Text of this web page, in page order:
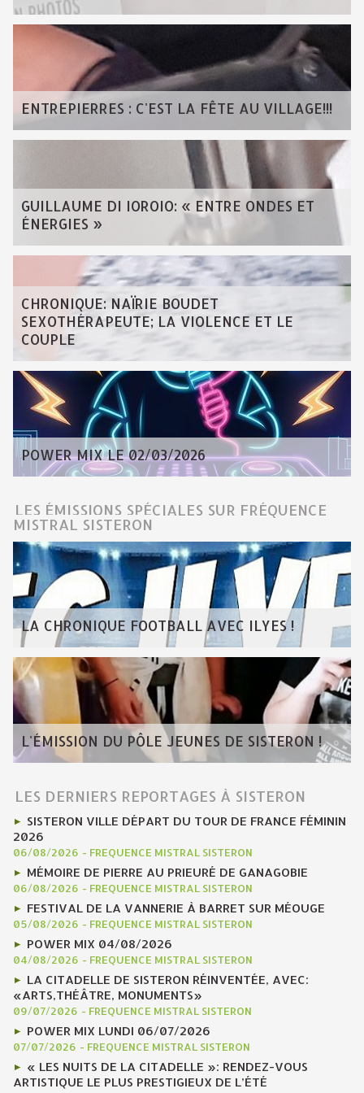
ENTREPIERRES : C'EST LA FÊTE AU VILLAGE!!!
GUILLAUME DI IOROIO: « ENTRE ONDES ET
ÉNERGIES »
CHRONIQUE: NAÏRIE BOUDET
SEXOTHÉRAPEUTE; LA VIOLENCE ET LE
COUPLE
POWER MIX LE 02/03/2026
LES ÉMISSIONS SPÉCIALES SUR FRÉQUENCE
MISTRAL SISTERON
LA CHRONIQUE FOOTBALL AVEC ILYES !
L'ÉMISSION DU PÔLE JEUNES DE SISTERON !
LES DERNIERS REPORTAGES À SISTERON
SISTERON VILLE DÉPART DU TOUR DE FRANCE FÉMININ
2026
06/08/2026 - FREQUENCE MISTRAL SISTERON
MÉMOIRE DE PIERRE AU PRIEURÉ DE GANAGOBIE
06/08/2026 - FREQUENCE MISTRAL SISTERON
FESTIVAL DE LA VANNERIE À BARRET SUR MÉOUGE
05/08/2026 - FREQUENCE MISTRAL SISTERON
POWER MIX 04/08/2026
04/08/2026 - FREQUENCE MISTRAL SISTERON
LA CITADELLE DE SISTERON RÉINVENTÉE, AVEC:
«ARTS,THÉÂTRE, MONUMENTS»
09/07/2026 - FREQUENCE MISTRAL SISTERON
POWER MIX LUNDI 06/07/2026
07/07/2026 - FREQUENCE MISTRAL SISTERON
« LES NUITS DE LA CITADELLE »: RENDEZ-VOUS
ARTISTIQUE LE PLUS PRESTIGIEUX DE L’ÉTÉ